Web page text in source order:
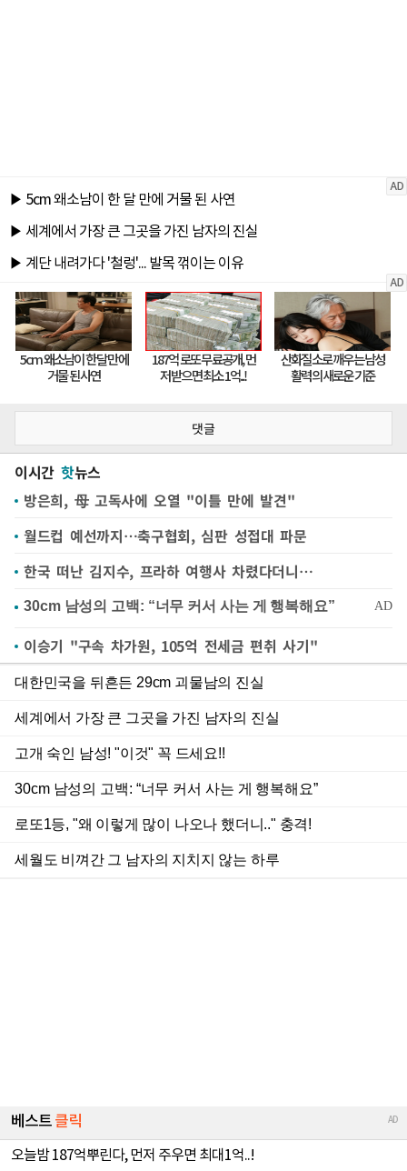
댓글
이시간 핫뉴스
방은희, 母 고독사에 오열 "이틀 만에 발견"
월드컵 예선까지…축구협회, 심판 성접대 파문
한국 떠난 김지수, 프라하 여행사 차렸다더니…
이승기 "구속 차가원, 105억 전세금 편취 사기"